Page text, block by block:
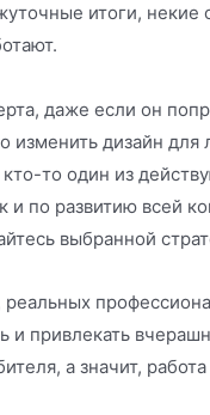
итоги,
даже если он
изменить дизайн
то один из
по развитию всей
выбранной
и привлекать
а значит,